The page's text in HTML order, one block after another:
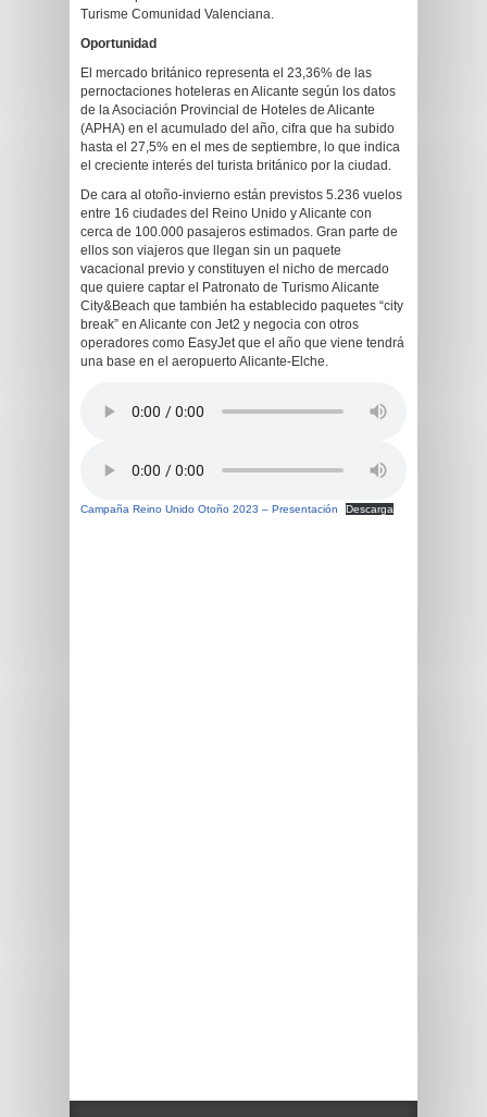
Turisme Comunidad Valenciana.
Oportunidad
El mercado británico representa el 23,36% de las
pernoctaciones hoteleras en Alicante según los datos
de la Asociación Provincial de Hoteles de Alicante
(APHA) en el acumulado del año, cifra que ha subido
hasta el 27,5% en el mes de septiembre, lo que indica
el creciente interés del turista británico por la ciudad.
De cara al otoño-invierno están previstos 5.236 vuelos
entre 16 ciudades del Reino Unido y Alicante con
cerca de 100.000 pasajeros estimados. Gran parte de
ellos son viajeros que llegan sin un paquete
vacacional previo y constituyen el nicho de mercado
que quiere captar el Patronato de Turismo Alicante
City&Beach que también ha establecido paquetes “city
break” en Alicante con Jet2 y negocia con otros
operadores como EasyJet que el año que viene tendrá
una base en el aeropuerto Alicante-Elche.
Campaña Reino Unido Otoño 2023 – Presentación Descarga